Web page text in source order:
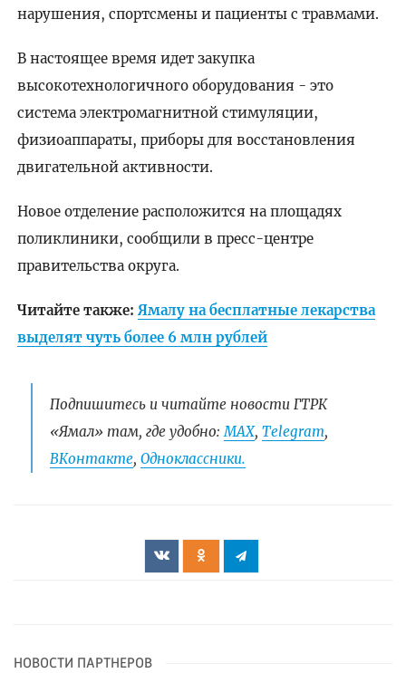
нарушения, спортсмены и пациенты с травмами.
В настоящее время идет закупка
высокотехнологичного оборудования - это
система электромагнитной стимуляции,
физиоаппараты, приборы для восстановления
двигательной активности.
Новое отделение расположится на площадях
поликлиники, сообщили в пресс-центре
правительства округа.
Читайте также: Ямалу на бесплатные лекарства
выделят чуть более 6 млн рублей
Подпишитесь и читайте новости ГТРК
«Ямал» там, где удобно:МАХ, Telegram,
ВКонтакте, Одноклассники.
НОВОСТИ ПАРТНЕРОВ